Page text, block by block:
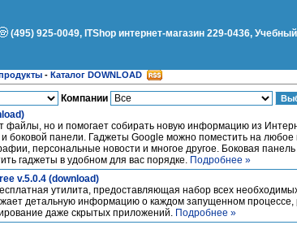
(495) 925-0049, ITShop интернет-магазин 229-0436,
- Каталог DOWNLOAD
Компании
файлы, но и помогает собирать новую информацию из
боковой панели. Гаджеты Google можно поместить на любое
персональные новости и многое другое. Боковая
гаджеты в удобном для вас порядке. Подробнее »
v.5.0.4 (download)
утилита, предоставляющая набор всех
детальную информацию о каждом запущенном процессе,
даже скрытых приложений. Подробнее »